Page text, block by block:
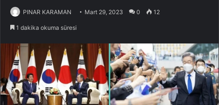
PINAR KARAMAN Mart 29, 2023 0 12
1 dakika okuma süresi